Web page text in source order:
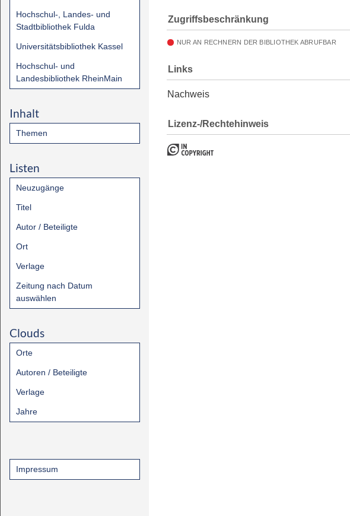
Hochschul-, Landes- und
Stadtbibliothek Fulda
Universitätsbibliothek Kassel
Hochschul- und
Landesbibliothek RheinMain
Inhalt
Themen
Listen
Neuzugänge
Titel
Autor / Beteiligte
Ort
Verlage
Zeitung nach Datum
auswählen
Clouds
Orte
Autoren / Beteiligte
Verlage
Jahre
Impressum
Zugriffsbeschränkung
NUR AN RECHNERN DER BIBLIOTHEK ABRUFBAR
Links
Nachweis
Lizenz-/Rechtehinweis